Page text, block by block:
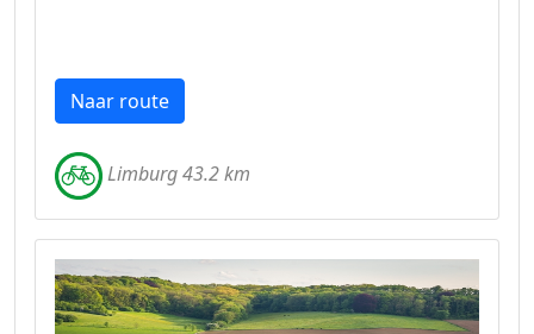
Naar route
Limburg 43.2 km